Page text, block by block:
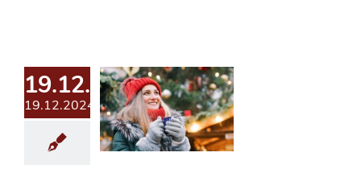
19.12.2024
19.12.2024